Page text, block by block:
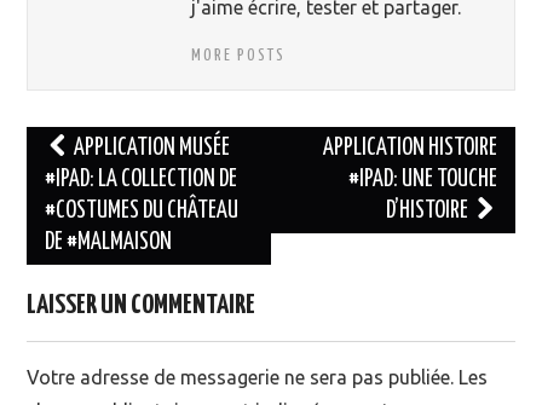
j'aime écrire, tester et partager.
MORE POSTS
Navigation des articles
APPLICATION MUSÉE
#IPAD: LA COLLECTION DE
#COSTUMES DU CHÂTEAU
DE #MALMAISON
APPLICATION HISTOIRE
#IPAD: UNE TOUCHE
D’HISTOIRE
LAISSER UN COMMENTAIRE
Votre adresse de messagerie ne sera pas publiée. Les